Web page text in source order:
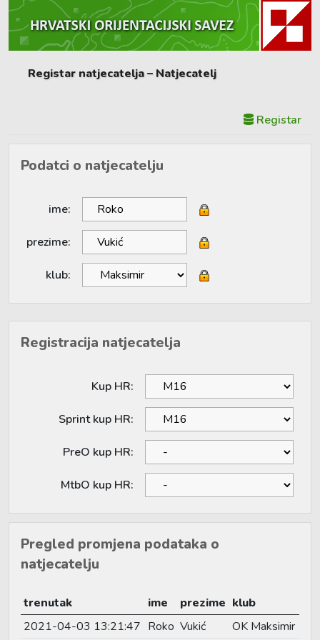
Registar natjecatelja – Natjecatelj
Registar
Podatci o natjecatelju
ime:
prezime:
klub:
Registracija natjecatelja
Kup HR:
Sprint kup HR:
PreO kup HR:
MtbO kup HR:
Pregled promjena podataka o
natjecatelju
trenutak ime prezime klub
2021-04-03 13:21:47 Roko Vukić OK Maksimir